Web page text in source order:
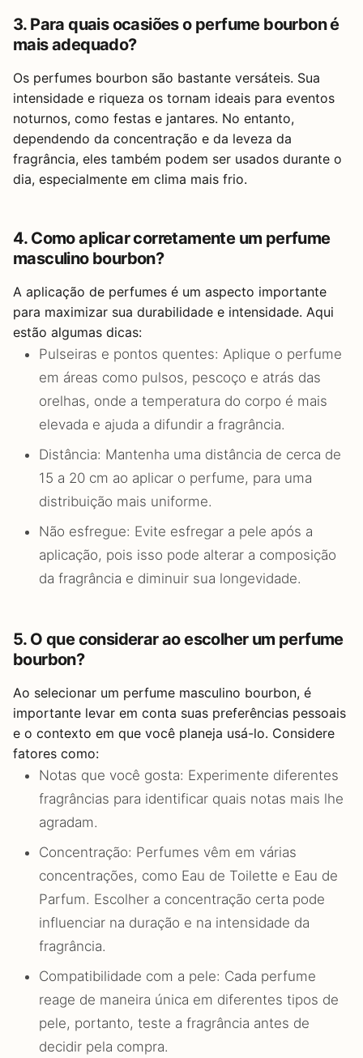
3. Para quais ocasiões o perfume bourbon é
mais adequado?
Os perfumes bourbon são bastante versáteis. Sua
intensidade e riqueza os tornam ideais para eventos
noturnos, como festas e jantares. No entanto,
dependendo da concentração e da leveza da
fragrância, eles também podem ser usados durante o
dia, especialmente em clima mais frio.
4. Como aplicar corretamente um perfume
masculino bourbon?
A aplicação de perfumes é um aspecto importante
para maximizar sua durabilidade e intensidade. Aqui
estão algumas dicas:
Pulseiras e pontos quentes: Aplique o perfume
em áreas como pulsos, pescoço e atrás das
orelhas, onde a temperatura do corpo é mais
elevada e ajuda a difundir a fragrância.
Distância: Mantenha uma distância de cerca de
15 a 20 cm ao aplicar o perfume, para uma
distribuição mais uniforme.
Não esfregue: Evite esfregar a pele após a
aplicação, pois isso pode alterar a composição
da fragrância e diminuir sua longevidade.
5. O que considerar ao escolher um perfume
bourbon?
Ao selecionar um perfume masculino bourbon, é
importante levar em conta suas preferências pessoais
e o contexto em que você planeja usá-lo. Considere
fatores como:
Notas que você gosta: Experimente diferentes
fragrâncias para identificar quais notas mais lhe
agradam.
Concentração: Perfumes vêm em várias
concentrações, como Eau de Toilette e Eau de
Parfum. Escolher a concentração certa pode
influenciar na duração e na intensidade da
fragrância.
Compatibilidade com a pele: Cada perfume
reage de maneira única em diferentes tipos de
pele, portanto, teste a fragrância antes de
decidir pela compra.